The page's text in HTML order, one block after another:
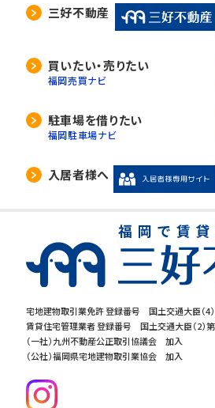
4. 個人情報の外部委託
当社は、利用目的の達成に必
て、個人情報の取扱いの全部
委託先の選定には厳正な基準
の間で必要な契約を締結し、
5. 開示等の請求について
「開示」「訂正・追加・削除」「
供の拒否」の請求に応じており
る方は、当社「個人情報お客様
問合せください。
6.個人情報を提供する事
いて
当社の要求する個人情報を提供
お客様の任意でございます。
宅地建物取引業免許 登録番号 国土交通大臣（4
賃貸住宅管理業者 登録番号 国土交通大臣（2）
（一社）九州不動産公正取引協議会 加入
（公社）福岡県宅地建物取引業協会 加入
三好不動産
買いたい・売りたい
福岡売買ナビ
駐車場を借りたい
福岡駐車場ナビ
入居者様へ